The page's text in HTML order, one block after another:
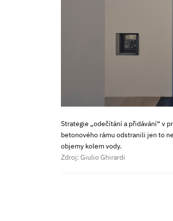
Strategie „odečítání a přidávání“ v
betonového rámu odstranili jen to
objemy kolem vody.
Zdroj: Giulio Ghirardi